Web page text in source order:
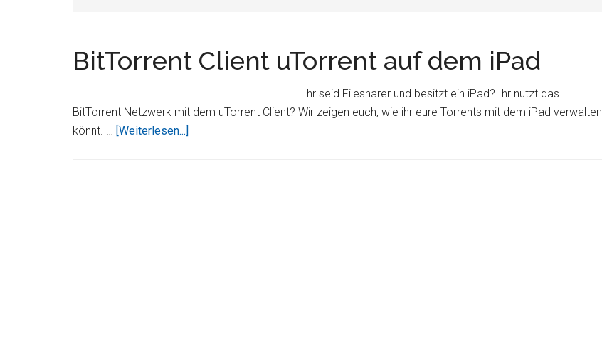
BitTorrent Client uTorrent auf dem iPad
Ihr seid Filesharer und besitzt ein iPad? Ihr nutzt das
BitTorrent Netzwerk mit dem uTorrent Client? Wir zeigen euch, wie ihr eure Torrents mit dem iPad verwalten
könnt. … [Weiterlesen...]